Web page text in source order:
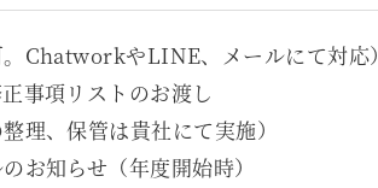
ChatworkやLINE、メールにて対応）
事項リストのお渡し
理、保管は貴社にて実施）
お知らせ（年度開始時）